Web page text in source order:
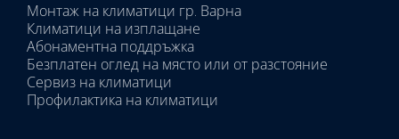
Монтаж на климатици гр. Варна
Климатици на изплащане
Абонаментна поддръжка
Безплатен оглед на място или от разстояние
Сервиз на климатици
Профилактика на климатици